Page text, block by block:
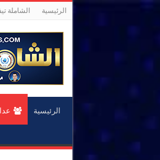
الرئيسية الشاملة
الرئيسية